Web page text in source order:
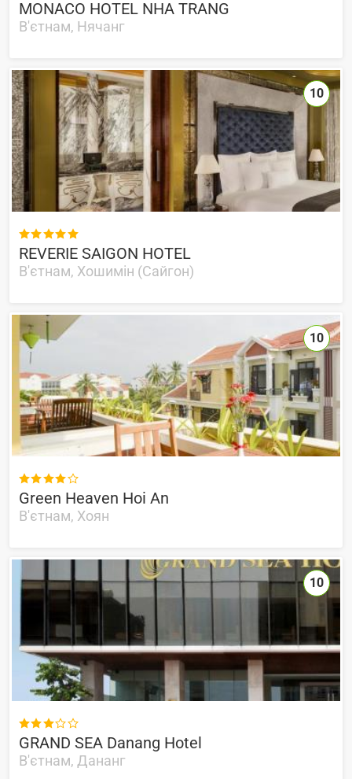
MONACO HOTEL NHA TRANG
В'єтнам, Нячанг

REVERIE SAIGON HOTEL
В'єтнам, Хошимін (Сайгон)
10

Green Heaven Hoi An
В'єтнам, Хоян
10

GRAND SEA Danang Hotel
В'єтнам, Дананг
10